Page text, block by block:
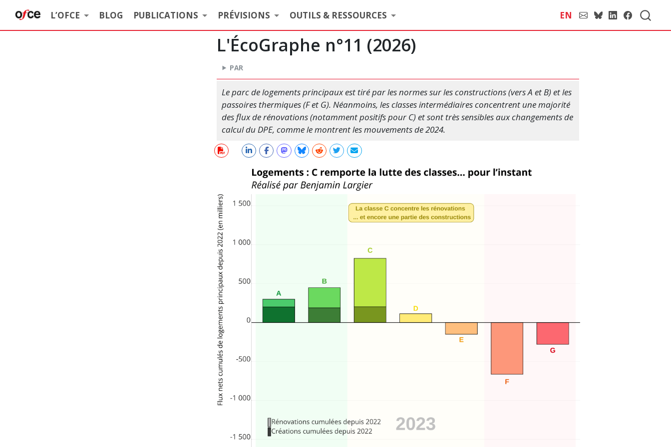
L’OFCE BLOG PUBLICATIONS PRÉVISIONS OUTILS & RESSOURCES EN
L'ÉcoGraphe n°11 (2026)
PAR
Le parc de logements principaux est tiré par les normes sur les constructions (vers A et B) et les
passoires thermiques (F et G). Néanmoins, les classes intermédiaires concentrent une majorité
des flux de rénovations (notamment positifs pour C) et sont très sensibles aux changements de
calcul du DPE, comme le montrent les mouvements de 2024.